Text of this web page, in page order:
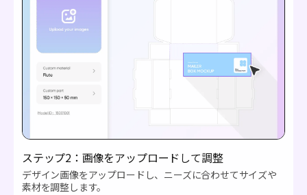
ステップ2：画像をアップロードして調整
デザイン画像をアップロードし、ニーズに合わせてサイズや
素材を調整します。